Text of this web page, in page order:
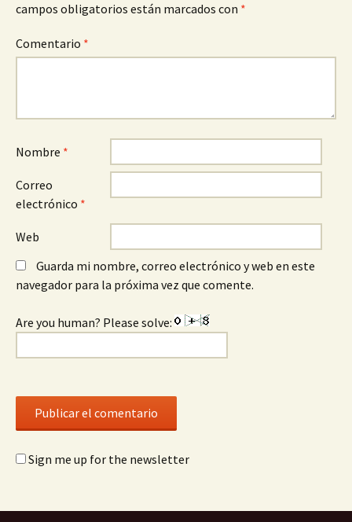
campos obligatorios están marcados con *
Comentario *
Nombre *
Correo
electrónico *
Web
Guarda mi nombre, correo electrónico y web en este
navegador para la próxima vez que comente.
Are you human? Please solve:
Sign me up for the newsletter